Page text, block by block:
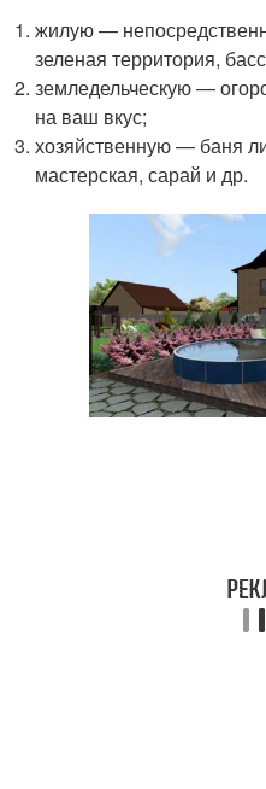
жилую —
зеленая территория,
земледельческую —
на ваш вкус;
хозяйственную — баня
мастерская, сарай и др.